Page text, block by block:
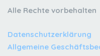
Alle Rechte vorbehalten
Datenschutzerklärung
Allgemeine